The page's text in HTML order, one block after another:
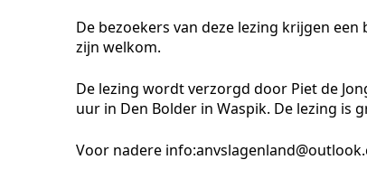
De bezoekers van deze lezing krijgen
zijn welkom.
De lezing wordt verzorgd door Piet de
uur in Den Bolder in Waspik. De lezing is
Voor nadere